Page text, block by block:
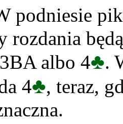
podniesie
rozdania
albo 4♣.
4♣, teraz,